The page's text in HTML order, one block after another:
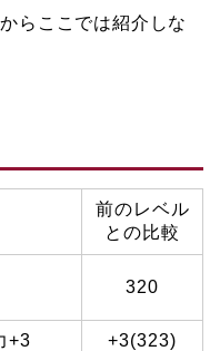
らここでは紹介しな
前のレベル
との比較
320
+3 +3(323)